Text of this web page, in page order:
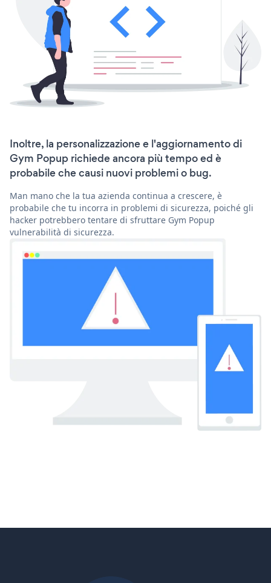
Inoltre, la personalizzazione e l'aggiornamento di
Gym Popup richiede ancora più tempo ed è
probabile che causi nuovi problemi o bug.
Man mano che la tua azienda continua a crescere, è
probabile che tu incorra in problemi di sicurezza, poiché gli
hacker potrebbero tentare di sfruttare Gym Popup
vulnerabilità di sicurezza.